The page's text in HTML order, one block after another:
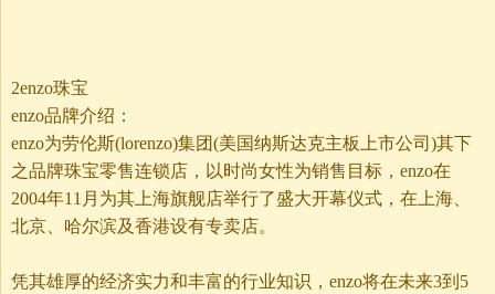
2enzo珠宝
enzo品牌介绍：
enzo为劳伦斯(lorenzo)集团(美国纳斯达克主板上市公司)其下
之品牌珠宝零售连锁店，以时尚女性为销售目标，enzo在
2004年11月为其上海旗舰店举行了盛大开幕仪式，在上海、
北京、哈尔滨及香港设有专卖店。
凭其雄厚的经济实力和丰富的行业知识，enzo将在未来3到5